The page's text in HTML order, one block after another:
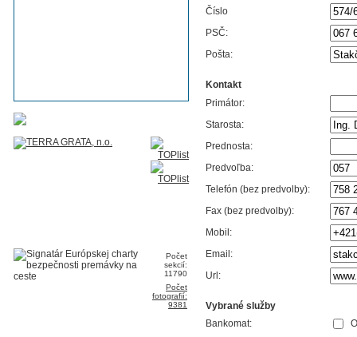
Počet
sekcií:
11790
Počet
fotografií:
9381
Číslo
PSČ:
Pošta:
Kontakt
Primátor:
Starosta:
Prednosta:
Predvoľba:
Telefón (bez predvolby):
Fax (bez predvolby):
Mobil:
Email:
Url:
Vybrané služby
Bankomat: